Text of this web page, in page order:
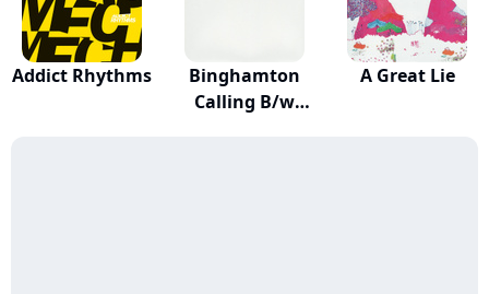
Addict Rhythms
Binghamton
Calling B/w
A Great Lie